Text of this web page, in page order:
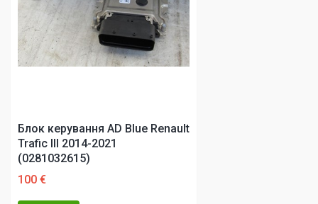
Блок керування AD Blue Renault
Trafic III 2014-2021
(0281032615)
100 €